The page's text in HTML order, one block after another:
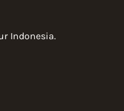
Indonesia.